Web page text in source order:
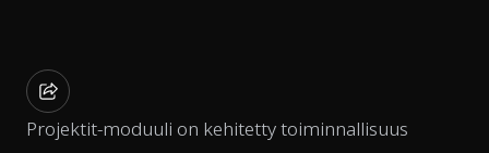
Projektit-moduuli on kehitetty toiminnallisuus